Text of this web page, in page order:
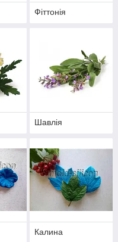
Фіттонія
Шавлія
Калина